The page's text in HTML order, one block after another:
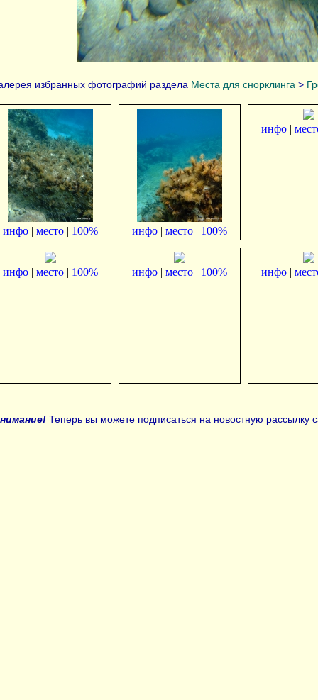
избранных фотографий раздела Места для снорклинга >
инфо | место | 100% инфо | место | 100%
инфо |
инфо | место | 100% инфо | место | 100% инфо |
Теперь вы можете подписаться на новостную